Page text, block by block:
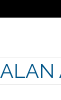
ALAN